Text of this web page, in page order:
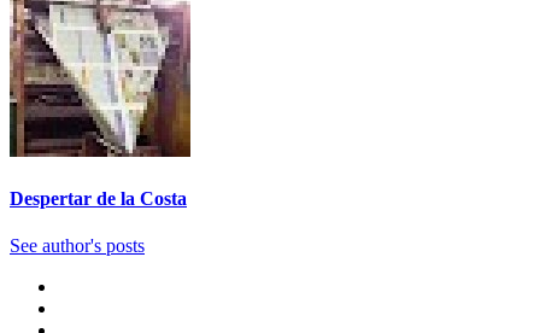
Despertar de la Costa
See author's posts